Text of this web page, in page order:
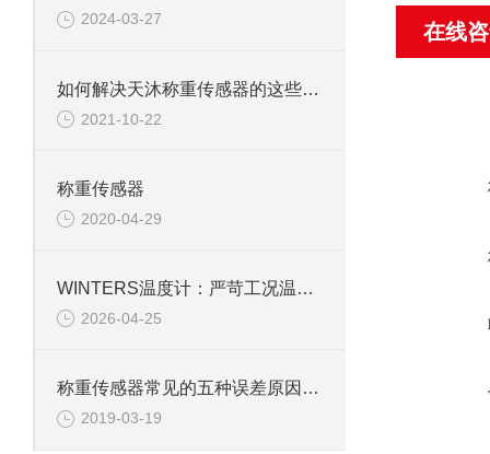
在线
2024-03-27
如何解决天沐称重传感器的这些常见故障
2021-10-22
称重传感器
2020-04-29
WINTERS温度计：严苛工况温度监测利器
2026-04-25
称重传感器常见的五种误差原因分析
2019-03-19